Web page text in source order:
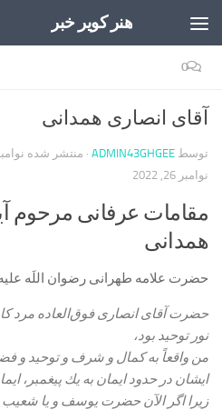
هنر کویر خبر
0
آقای انصاری همدانی
توسط ADMIN43GHGEE · منتشر شده نوامبر 26,
نوامبر 26, 2022
مقامات عرفانی مرحوم
همدانی
حضرت علامه طهرانی رضوان اللَه
حضرت آقاى انصارى فوق‏‌العاده مرد
نور توحيد بود،
من واقعاً به كمال و شرف و توحيد و
ايشان در حدود ايمان به يك پيغمبر،
زيرا اگر الآن حضرت يوسف و يا